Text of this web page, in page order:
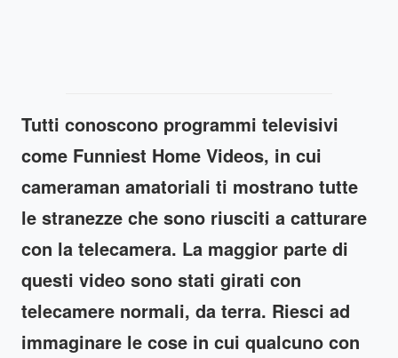
Tutti conoscono programmi televisivi
come Funniest Home Videos, in cui
cameraman amatoriali ti mostrano tutte
le stranezze che sono riusciti a catturare
con la telecamera. La maggior parte di
questi video sono stati girati con
telecamere normali, da terra. Riesci ad
immaginare le cose in cui qualcuno con